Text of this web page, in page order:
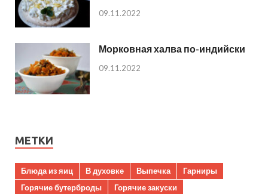
09.11.2022
Морковная халва по-индийски
09.11.2022
МЕТКИ
Блюда из яиц В духовке Выпечка
Гарниры
Горячие бутерброды
Горячие закуски